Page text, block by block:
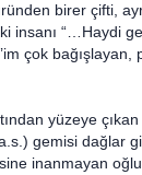
birer çifti,
insanı “…Haydi
çok
yüzeye
gemisi dağlar
inanmayan